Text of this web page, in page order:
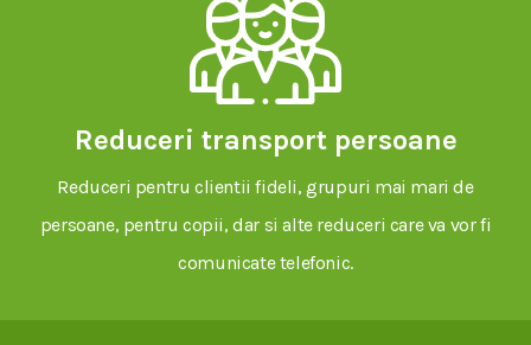
Reduceri transport persoane
Reduceri pentru clientii fideli, grupuri mai mari de
persoane, pentru copii, dar si alte reduceri care va vor fi
comunicate telefonic.